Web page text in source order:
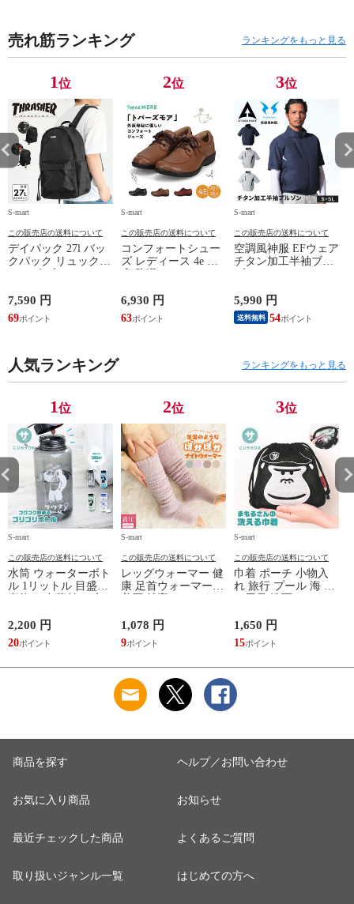
売れ筋ランキング ランキングをもっと見る
1位
S-mart
この販売店の送料について
デイパック 27l バッ
クパック リュック
鞄 機内持ち込み 夏
スラッシャー
THRASHER r1929
7,590 円
69
2位
S-mart
この販売店の送料について
コンフォートシュー
ズ レディース 4e 幅
シューズ 黒 トパー
ズ モア 靴 カジュア
ルシューズ 外反母趾
TOPAZ 1410
6,930 円
63
3位
S-mart
この販売店の送料について
空調風神服 EFウェア
チタン加工半袖ブル
ジャケット 遮熱 作
業服 作業着 上着 ア
タックベース KF100
5,990 円
送料無料 54
人気ランキング ランキングをもっと見る
1位
S-mart
この販売店の送料について
水筒 ウォーターボト
ル 1リットル 目盛り
マイボトル 動物 ア
ニマル ゴリラ ごリ
ラックス ゴリゴリボ
2,200 円
20
2位
S-mart
この販売店の送料について
レッグウォーマー 健
康 足首ウォーマー
ふんわり 足湯のよう
なぽかぽかナイトウ
ォーマー inf-26
1,078 円
9
3位
S-mart
この販売店の送料について
巾着 ポーチ 小物入
れ 旅行 プール 海 バ
サウナ ごリラックス
まもるさんの洗える
巾着 ブラック 黒
1,650 円
15
商品を探す
お気に入り商品
最近チェックした商品
取り扱いジャンル一覧
ヘルプ／お問い合わせ
お知らせ
よくあるご質問
はじめての方へ